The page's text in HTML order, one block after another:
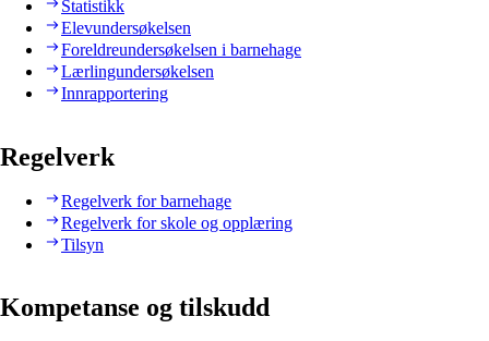
Statistikk
Elevundersøkelsen
Foreldreundersøkelsen i barnehage
Lærlingundersøkelsen
Innrapportering
Regelverk
Regelverk for barnehage
Regelverk for skole og opplæring
Tilsyn
Kompetanse og tilskudd